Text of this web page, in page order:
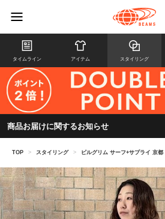
タイムライン アイテム スタイリング
商品お届けに関するお知らせ
TOP > スタイリング > ピルグリム サーフ+サプライ 京都